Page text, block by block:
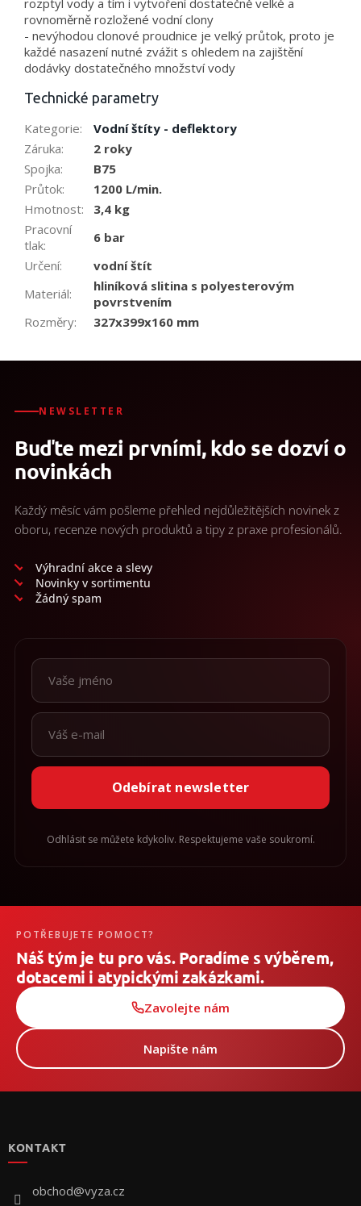
rozptyl vody a tím i vytvoření dostatečně velké a
rovnoměrně rozložené vodní clony
- nevýhodou clonové proudnice je velký průtok, proto je
každé nasazení nutné zvážit s ohledem na zajištění
dodávky dostatečného množství vody
Technické parametry
Kategorie:
Vodní štíty - deflektory
Záruka:
2 roky
Spojka:
B75
Průtok:
1200 L/min.
Hmotnost:
3,4 kg
Pracovní
tlak:
6 bar
Určení:
vodní štít
Materiál:
hliníková slitina s polyesterovým
povrstvením
Rozměry: 327x399x160 mm
NEWSLETTER
Buďte mezi prvními, kdo se dozví o
novinkách
Každý měsíc vám pošleme přehled nejdůležitějších novinek z
oboru, recenze nových produktů a tipy z praxe profesionálů.
Výhradní akce a slevy
Novinky v sortimentu
Žádný spam
Odebírat newsletter
Odhlásit se můžete kdykoliv. Respektujeme vaše soukromí.
POTŘEBUJETE POMOCT?
Náš tým je tu pro vás. Poradíme s výběrem,
dotacemi i atypickými zakázkami.
Zavolejte nám
Napište nám
KONTAKT
obchod@vyza.cz